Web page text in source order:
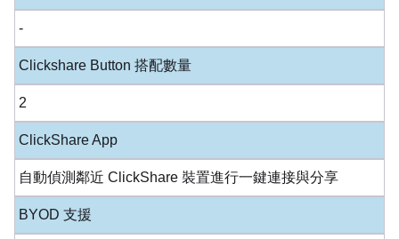
-
Clickshare Button 搭配數量
2
ClickShare App
自動偵測鄰近 ClickShare 裝置進行一鍵連接與分享
BYOD 支援